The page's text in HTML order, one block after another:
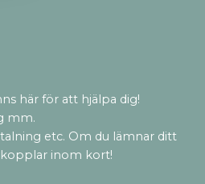
här för att hjälpa dig!
mm.
etc. Om du lämnar ditt
inom kort!